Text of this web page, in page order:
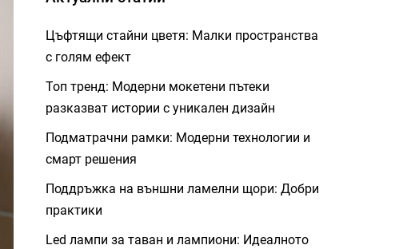
Цъфтящи стайни цветя: Малки пространства
с голям ефект
Топ тренд: Модерни мокетени пътеки
разказват истории с уникален дизайн
Подматрачни рамки: Модерни технологии и
смарт решения
Поддръжка на външни ламелни щори: Добри
практики
Led лампи за таван и лампиони: Идеалното